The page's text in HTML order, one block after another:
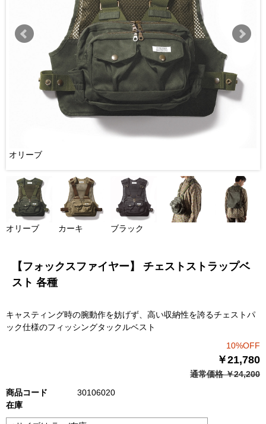
オリーブ
オリーブ カーキ ブラック
【フォックスファイヤー】 チェストストラップベ
スト 各種
キャスティング時の腕動作を妨げず、高い収納性を誇るチェストパ
ック仕様のフィッシングタックルベスト
10%OFF
￥21,780
通常価格 ￥24,200
商品コード
30106020
在庫